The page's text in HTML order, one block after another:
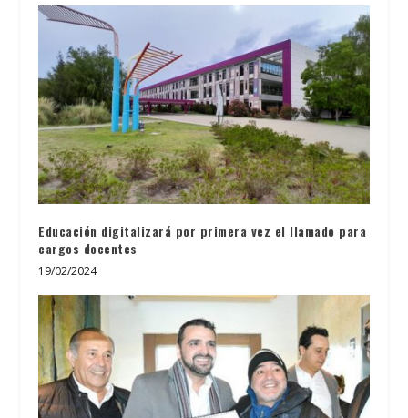
Educación digitalizará por primera vez el llamado para
cargos docentes
19/02/2024